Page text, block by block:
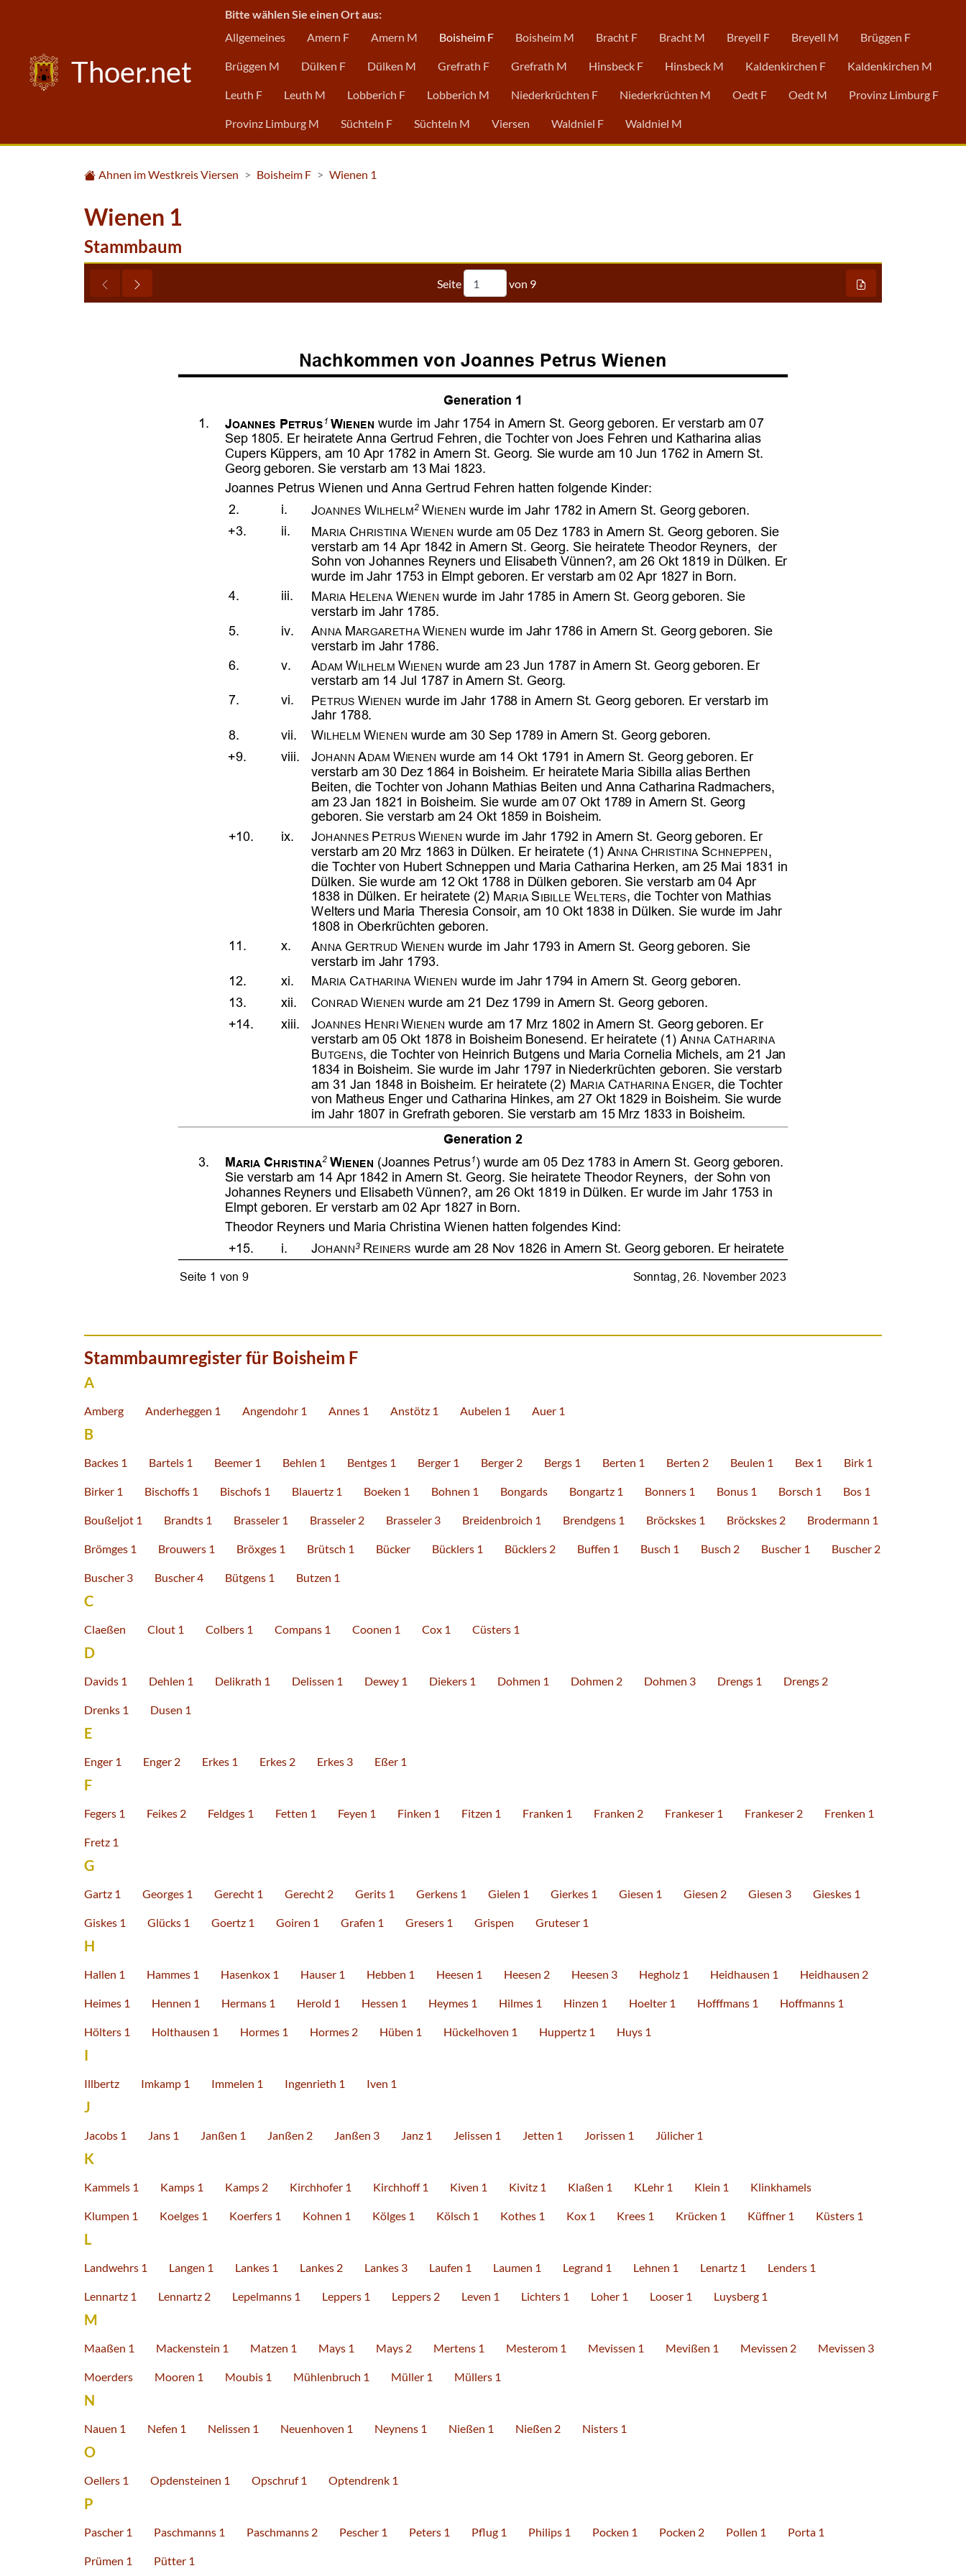
Thoer.net
Bitte wählen Sie einen Ort aus:
Allgemeines
Amern F Amern M Boisheim F Boisheim M Bracht F Bracht M Breyell F Breyell M Brüggen F
Brüggen M Dülken F Dülken M Grefrath F Grefrath M Hinsbeck F Hinsbeck M Kaldenkirchen F Kaldenkirchen M
Leuth F Leuth M Lobberich F Lobberich M Niederkrüchten F Niederkrüchten M Oedt F Oedt M Provinz Limburg F
Provinz Limburg M Süchteln F Süchteln M Viersen Waldniel F Waldniel M
Ahnen im Westkreis Viersen Boisheim F Wienen 1
Wienen 1
Stammbaum
Seite von 9
     



      





      
       



      


      



      

    



    
       




       
      


      




     



     


   


     
    
  

       




       






Stammbaumregister für Boisheim F
A
Amberg Anderheggen 1 Angendohr 1 Annes 1 Anstötz 1 Aubelen 1 Auer 1
B
Backes 1 Bartels 1 Beemer 1 Behlen 1 Bentges 1 Berger 1 Berger 2 Bergs 1 Berten 1 Berten 2 Beulen 1 Bex 1 Birk 1
Birker 1 Bischoffs 1 Bischofs 1 Blauertz 1 Boeken 1 Bohnen 1 Bongards Bongartz 1 Bonners 1 Bonus 1 Borsch 1 Bos 1
Boußeljot 1 Brandts 1 Brasseler 1 Brasseler 2 Brasseler 3 Breidenbroich 1 Brendgens 1 Bröckskes 1 Bröckskes 2 Brodermann 1
Brömges 1 Brouwers 1 Bröxges 1 Brütsch 1 Bücker Bücklers 1 Bücklers 2 Buffen 1 Busch 1 Busch 2 Buscher 1 Buscher 2
Buscher 3 Buscher 4 Bütgens 1 Butzen 1
C
Claeßen Clout 1 Colbers 1 Compans 1 Coonen 1 Cox 1 Cüsters 1
D
Davids 1 Dehlen 1 Delikrath 1 Delissen 1 Dewey 1 Diekers 1 Dohmen 1 Dohmen 2 Dohmen 3 Drengs 1 Drengs 2
Drenks 1 Dusen 1
E
Enger 1 Enger 2 Erkes 1 Erkes 2 Erkes 3 Eßer 1
F
Fegers 1 Feikes 2 Feldges 1 Fetten 1 Feyen 1 Finken 1 Fitzen 1 Franken 1 Franken 2 Frankeser 1 Frankeser 2 Frenken 1
Fretz 1
G
Gartz 1 Georges 1 Gerecht 1 Gerecht 2 Gerits 1 Gerkens 1 Gielen 1 Gierkes 1 Giesen 1 Giesen 2 Giesen 3 Gieskes 1
Giskes 1 Glücks 1 Goertz 1 Goiren 1 Grafen 1 Gresers 1 Grispen Gruteser 1
H
Hallen 1 Hammes 1 Hasenkox 1 Hauser 1 Hebben 1 Heesen 1 Heesen 2 Heesen 3 Hegholz 1 Heidhausen 1 Heidhausen 2
Heimes 1 Hennen 1 Hermans 1 Herold 1 Hessen 1 Heymes 1 Hilmes 1 Hinzen 1 Hoelter 1 Hofffmans 1 Hoffmanns 1
Hölters 1 Holthausen 1 Hormes 1 Hormes 2 Hüben 1 Hückelhoven 1 Huppertz 1 Huys 1
I
Illbertz Imkamp 1 Immelen 1 Ingenrieth 1 Iven 1
J
Jacobs 1 Jans 1 Janßen 1 Janßen 2 Janßen 3 Janz 1 Jelissen 1 Jetten 1 Jorissen 1 Jülicher 1
K
Kammels 1 Kamps 1 Kamps 2 Kirchhofer 1 Kirchhoff 1 Kiven 1 Kivitz 1 Klaßen 1 KLehr 1 Klein 1 Klinkhamels
Klumpen 1 Koelges 1 Koerfers 1 Kohnen 1 Kölges 1 Kölsch 1 Kothes 1 Kox 1 Krees 1 Krücken 1 Küffner 1 Küsters 1
L
Landwehrs 1 Langen 1 Lankes 1 Lankes 2 Lankes 3 Laufen 1 Laumen 1 Legrand 1 Lehnen 1 Lenartz 1 Lenders 1
Lennartz 1 Lennartz 2 Lepelmanns 1 Leppers 1 Leppers 2 Leven 1 Lichters 1 Loher 1 Looser 1 Luysberg 1
M
Maaßen 1 Mackenstein 1 Matzen 1 Mays 1 Mays 2 Mertens 1 Mesterom 1 Mevissen 1 Mevißen 1 Mevissen 2 Mevissen 3
Moerders Mooren 1 Moubis 1 Mühlenbruch 1 Müller 1 Müllers 1
N
Nauen 1 Nefen 1 Nelissen 1 Neuenhoven 1 Neynens 1 Nießen 1 Nießen 2 Nisters 1
O
Oellers 1 Opdensteinen 1 Opschruf 1 Optendrenk 1
P
Pascher 1 Paschmanns 1 Paschmanns 2 Pescher 1 Peters 1 Pflug 1 Philips 1 Pocken 1 Pocken 2 Pollen 1 Porta 1
Prümen 1 Pütter 1